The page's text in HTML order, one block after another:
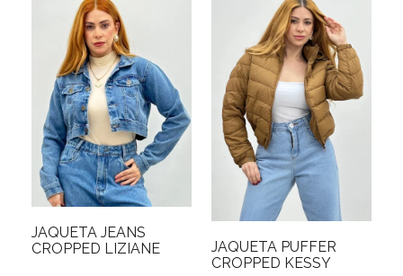
JAQUETA JEANS
CROPPED LIZIANE
JAQUETA PUFFER
CROPPED KESSY